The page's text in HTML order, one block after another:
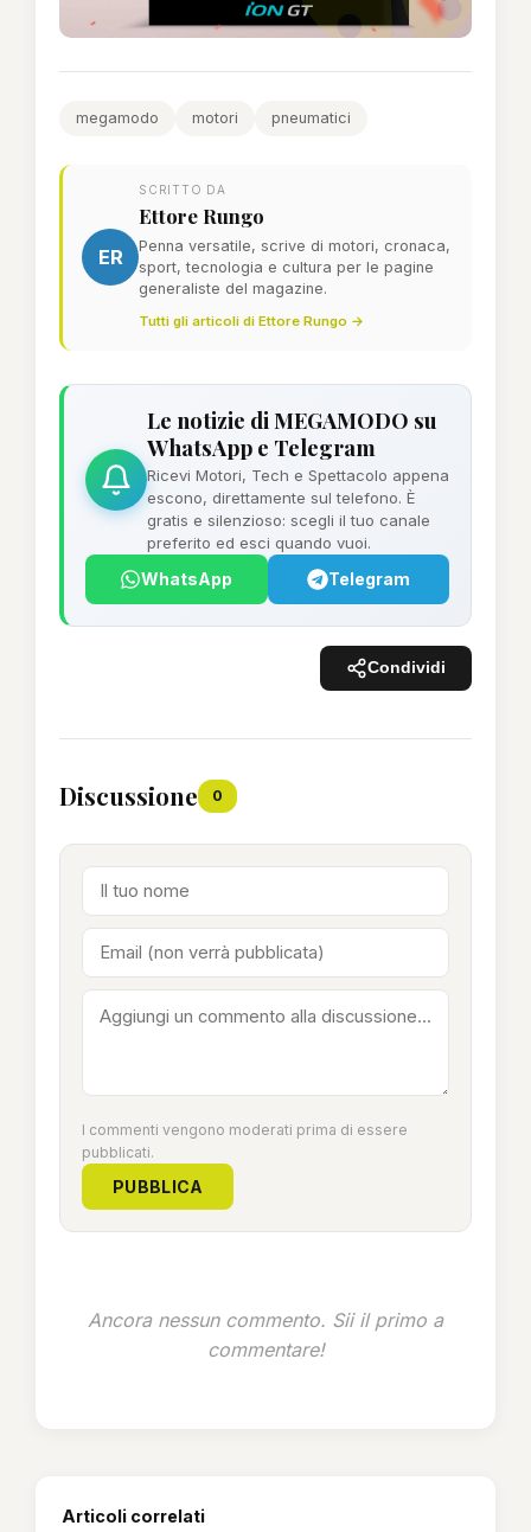
megamodo motori pneumatici
ER
SCRITTO DA
Ettore Rungo
Penna versatile, scrive di motori, cronaca,
sport, tecnologia e cultura per le pagine
generaliste del magazine.
Tutti gli articoli di Ettore Rungo →
Le notizie di MEGAMODO su
WhatsApp e Telegram
Ricevi Motori, Tech e Spettacolo appena
escono, direttamente sul telefono. È
gratis e silenzioso: scegli il tuo canale
preferito ed esci quando vuoi.
WhatsApp Telegram
Condividi
Discussione 0
I commenti vengono moderati prima di essere
pubblicati.
PUBBLICA
Ancora nessun commento. Sii il primo a
commentare!
Articoli correlati